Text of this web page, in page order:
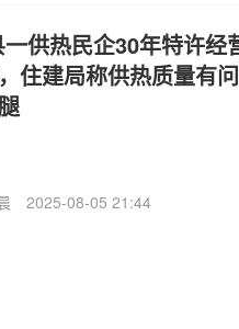
供热民企30年特许经
住建局称供热质量有
2025-08-05 21:44